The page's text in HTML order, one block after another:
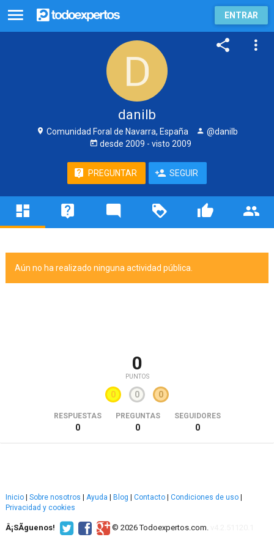
ENTRAR
danilb
Comunidad Foral de Navarra, España
@danilb
desde 2009 - visto 2009
PREGUNTAR SEGUIR
Aún no ha realizado ninguna actividad pública.
0
PUNTOS
0 0 0
RESPUESTAS
0
PREGUNTAS
0
SEGUIDORES
0
Inicio Sobre nosotros Ayuda Blog Contacto Condiciones de uso
Privacidad y cookies
Â¡SÃ­guenos! © 2026 Todoexpertos.com.